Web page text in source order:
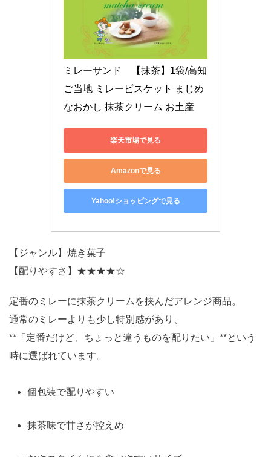
ミレーサンド　【抹茶】1袋/高知
ご当地 ミレービスケット まじめ
なおかし 抹茶クリーム お土産
楽天市場で見る
Amazonで見る
Yahoo!ショッピングで見る
【ジャンル】焼き菓子
【配りやすさ】★★★★☆
定番のミレーに抹茶クリームを挟んだアレンジ商品。
通常のミレーよりも少し特別感があり、
**「定番だけど、ちょっと違うものを配りたい」**という
時に選ばれています。
個包装で配りやすい
抹茶味で甘さが控えめ